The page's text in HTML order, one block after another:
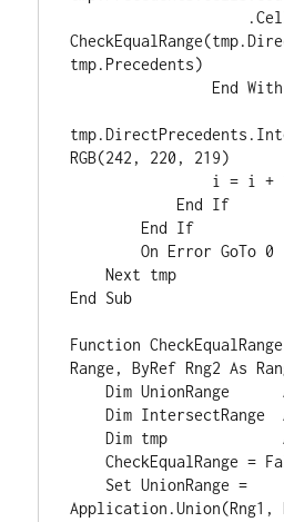
tmp.Precedents)
RGB(242, 220, 219)
        On Error GoTo 0
    Next tmp
End Sub
Function
Range, ByRef Rng2 As
    Dim UnionRange      As Range
    Dim IntersectRange  As Range
    Dim tmp             As Range
    CheckEqualRange = False
Application.Union(Rng1,